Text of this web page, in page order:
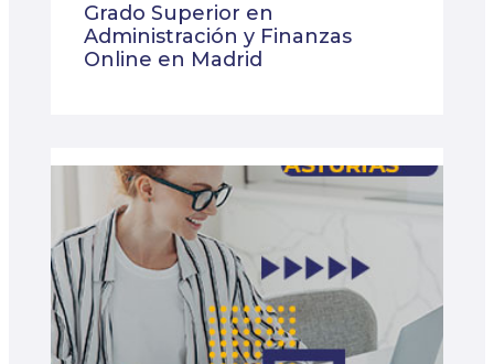
Grado Superior en
Administración y Finanzas
Online en Madrid